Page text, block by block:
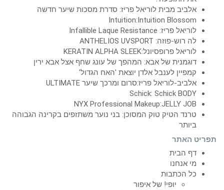
אלביב מבית לוריאל פריז: סדרת מסכות שיער חדשה
Intuition:Intuition Blossom
לוריאל פריז: Infallible Laque Resistance
לה רוש-פוזה: ANTHELIOS UVSPORT
לוריאל פרופסיונל:KERATIN ALPHA SLEEK
דוגמנית של אבא: המהפך של עונג שחף אצל אבא ירין
קמפיין לענבל אלדן יוצאת 'האח הגדול'
אלביב-לוריאל פריז:סרום ומרכך שיער ULTIMATE
Schick: Schick BODY
NYX Professional Makeup:JELLY JOB
טרנד הטיק טוק המסוכן: בני נוער משתזפים בקרינה הגבוהה
ביותר
תפריט האתר
דף הבית
מי אנחנו
כל הכתבות
יופי! של איפור